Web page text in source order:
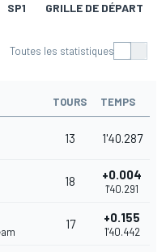
SP1 GRILLE DE DÉPART
Toutes les statistiques
TOURS TEMPS
13 1'40.287
18 +0.004
1'40.291
17 +0.155
1'40.442